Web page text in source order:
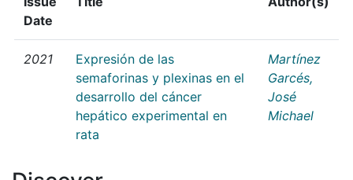
Date
2021
Expresión de las
semaforinas y plexinas en el
desarrollo del cáncer
hepático experimental en
rata
Martínez
Garcés,
José
Michael